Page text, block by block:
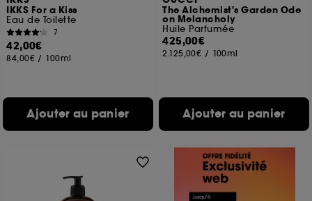
IKKS For a Kiss
Eau de Toilette
7
42,00€
84,00€ / 100ml
Ajouter au panier
The Alchemist's Garden Ode
on Melancholy
Huile Parfumée
425,00€
2.125,00€ / 100ml
Ajouter au panier